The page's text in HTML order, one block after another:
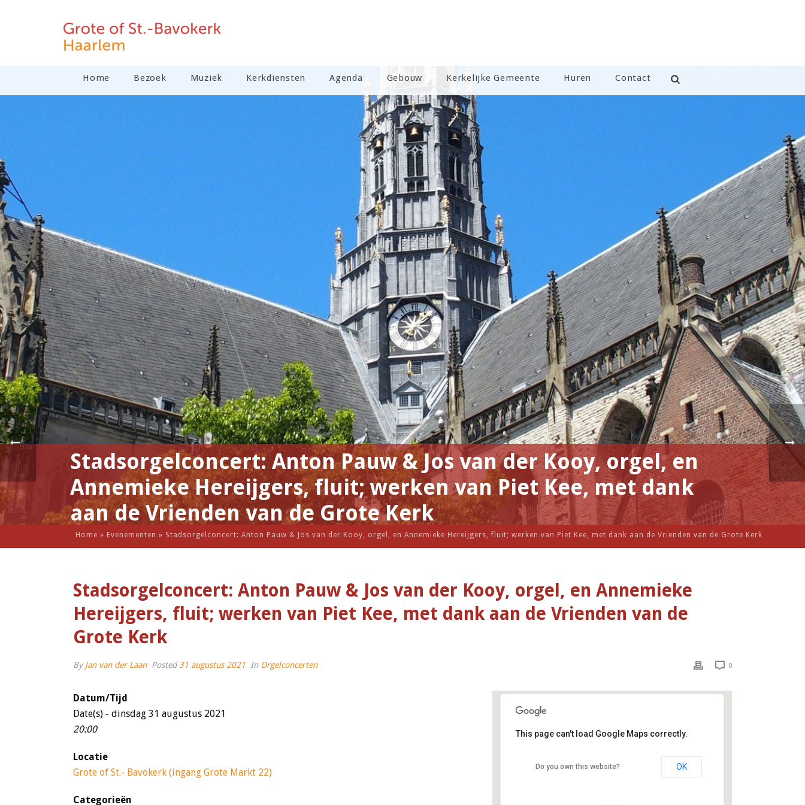
Home Bezoek Muziek Kerkdiensten Agenda Gebouw Kerkelijke Gemeente Huren Contact
Stadsorgelconcert: Anton Pauw & Jos van der Kooy, orgel, en
Annemieke Hereijgers, fluit; werken van Piet Kee, met dank
aan de Vrienden van de Grote Kerk
Home » Evenementen » Stadsorgelconcert: Anton Pauw & Jos van der Kooy, orgel, en Annemieke Hereijgers, fluit; werken van Piet Kee, met dank aan de Vrienden van de Grote Kerk
Stadsorgelconcert: Anton Pauw & Jos van der Kooy, orgel, en Annemieke
Hereijgers, fluit; werken van Piet Kee, met dank aan de Vrienden van de
Grote Kerk
ByJan van der Laan Posted31 augustus 2021 In Orgelconcerten 0
Grote of St.- Bavokerk (ingang
Grote Markt 22 - Haarlem
This page can't load Google Maps correctly.
Do you own this website? OK
Datum/Tijd
Date(s) - dinsdag 31 augustus 2021
20:00
Locatie
Grote of St.- Bavokerk (ingang Grote Markt 22)
Categorieën